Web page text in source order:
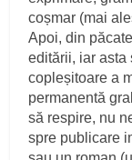
coșmar (mai
Apoi, din
editării, iar asta
copleșitoare a
permanentă
să respire, nu
spre publicare